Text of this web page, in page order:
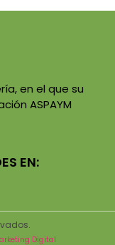
en el que su
ASPAYM
EN:
Digital